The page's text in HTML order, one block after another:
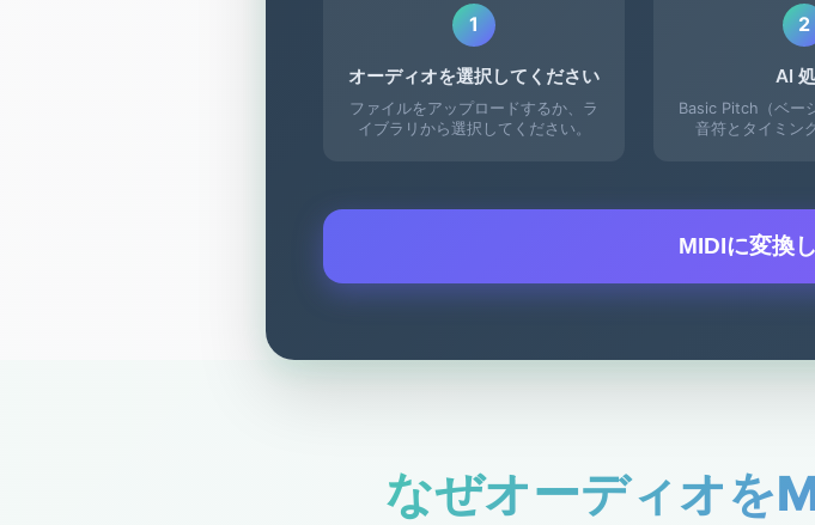
1
オーディオを選択してください
ファイルをアップロードするか、ラ
イブラリから選択してください。
2
AI
Basic Pitch（ベー
音符とタイミン
MIDIに変換
なぜオーディオを